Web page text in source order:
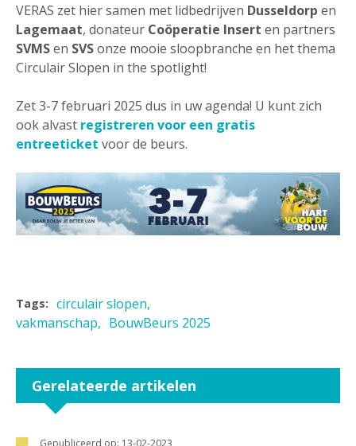
VERAS zet hier samen met lidbedrijven Dusseldorp en
Lagemaat, donateur Coöperatie Insert en partners
SVMSen SVSonze mooie sloopbranche en het thema
Circulair Slopen in the spotlight!
Zet 3-7 februari 2025 dus in uw agenda! U kunt zich
ook alvast registreren voor een gratis
entreeticket voor de beurs.
Tags: circulair slopen
vakmanschap
BouwBeurs 2025
Gerelateerde artikelen
Gepubliceerd op: 13-02-2023